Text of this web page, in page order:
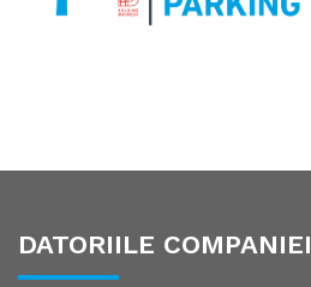
DATORIILE COMPANIEI